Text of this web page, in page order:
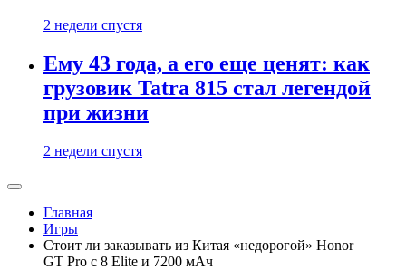
2 недели спустя
Ему 43 года, а его еще ценят: как
грузовик Tatra 815 стал легендой
при жизни
2 недели спустя
Главная
Игры
Стоит ли заказывать из Китая «недорогой» Honor
GT Pro с 8 Elite и 7200 мАч